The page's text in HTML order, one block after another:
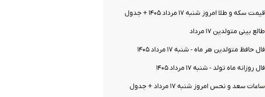
قیمت سکه و طلا امروز شنبه ۱۷ مرداد ۱۴۰۵ + جدول
طالع بینی متولدین ۱۷ مرداد
فال حافظ متولدین هر ماه - شنبه ۱۷ مرداد ۱۴۰۵
فال روزانه ماه تولد - شنبه ۱۷ مرداد ۱۴۰۵
ساعات سعد و نحس امروز شنبه ۱۷ مرداد + جدول